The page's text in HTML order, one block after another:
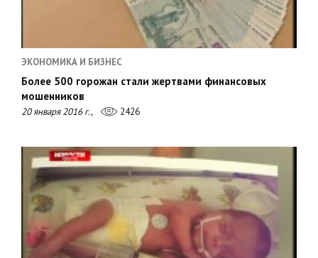
ЭКОНОМИКА И БИЗНЕС
Более 500 горожан стали жертвами финансовых
мошенников
20 января 2016 г., 2426